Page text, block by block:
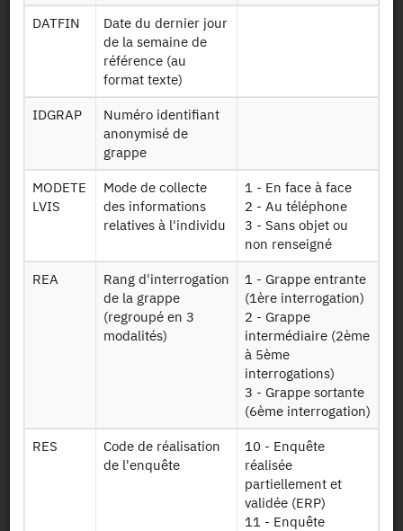
Demander l'accès
Mise à disposition :14/02/2020
Dessin de fichier
Télécharger
Table de
correspondance
entre les
Fichier
comprenant
toutes les
DATFIN
Date du dernier jour
de la semaine de
référence (au
format texte)
IDGRAP
Numéro identifiant
anonymisé de
grappe
MODETE
LVIS
Mode de collecte
des informations
relatives à l'individu
1 - En face à face
2 - Au téléphone
3 - Sans objet ou
non renseigné
REA
Rang d'interrogation
de la grappe
(regroupé en 3
modalités)
1 - Grappe entrante
(1ère interrogation)
2 - Grappe
intermédiaire (2ème
à 5ème
interrogations)
3 - Grappe sortante
(6ème interrogation)
RES
Code de réalisation
de l'enquête
10 - Enquête
réalisée
partiellement et
validée (ERP)
11 - Enquête